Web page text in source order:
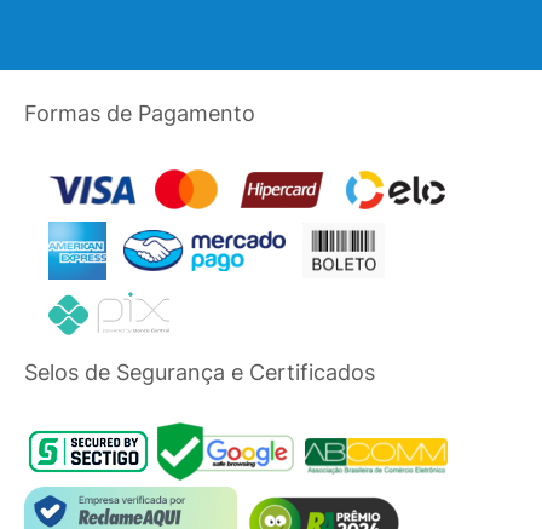
Formas de Pagamento
Selos de Segurança e Certificados